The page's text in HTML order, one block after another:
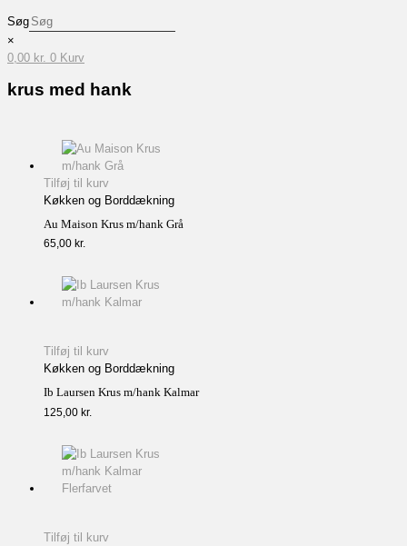
Søg
×
0,00 kr. 0 Kurv
krus med hank
Tilføj til kurv
Køkken og Borddækning
Au Maison Krus m/hank Grå
65,00 kr.
Tilføj til kurv
Køkken og Borddækning
Ib Laursen Krus m/hank Kalmar
125,00 kr.
Tilføj til kurv